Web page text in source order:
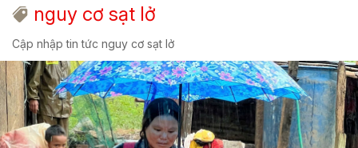
nguy cơ sạt lở
Cập nhập tin tức nguy cơ sạt lở